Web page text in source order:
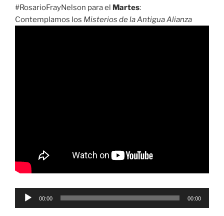
#RosarioFrayNelson para el Martes:
Contemplamos los Misterios de la Antigua Alianza
Reproductor
00:00 00:00